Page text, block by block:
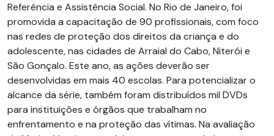
Referência e Assistência Social. No Rio de Janeiro, foi
promovida a capacitação de 90 profissionais, com foco
nas redes de proteção dos direitos da criança e do
adolescente, nas cidades de Arraial do Cabo, Niterói e
São Gonçalo. Este ano, as ações deverão ser
desenvolvidas em mais 40 escolas. Para potencializar o
alcance da série, também foram distribuídos mil DVDs
para instituições e órgãos que trabalham no
enfrentamento e na proteção das vítimas. Na avaliação